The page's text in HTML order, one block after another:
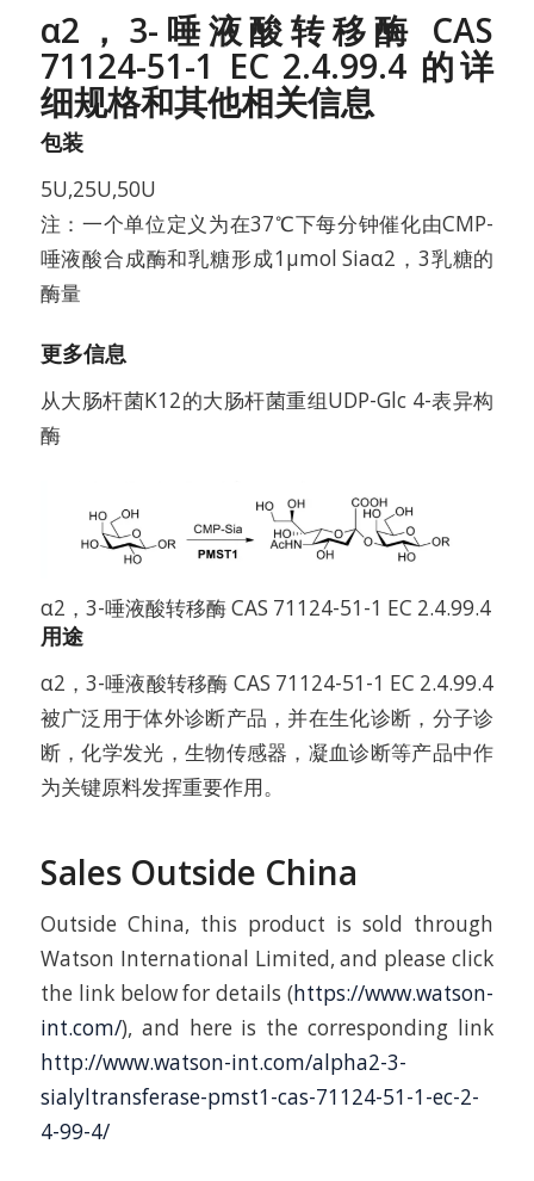
α2，3-唾液酸转移酶 CAS
71124-51-1 EC 2.4.99.4 的详
细规格和其他相关信息
包装
5U,25U,50U
注：一个单位定义为在37℃下每分钟催化由CMP-
唾液酸合成酶和乳糖形成1μmol Siaα2，3乳糖的
酶量
更多信息
从大肠杆菌K12的大肠杆菌重组UDP-Glc 4-表异构
酶
α2，3-唾液酸转移酶 CAS 71124-51-1 EC 2.4.99.4
用途
α2，3-唾液酸转移酶 CAS 71124-51-1 EC 2.4.99.4
被广泛用于体外诊断产品，并在生化诊断，分子诊
断，化学发光，生物传感器，凝血诊断等产品中作
为关键原料发挥重要作用。
Sales Outside China
Outside China, this product is sold through
Watson International Limited, and please click
the link below for details (https://www.watson-
int.com/), and here is the corresponding link
http://www.watson-int.com/alpha2-3-
sialyltransferase-pmst1-cas-71124-51-1-ec-2-
4-99-4/